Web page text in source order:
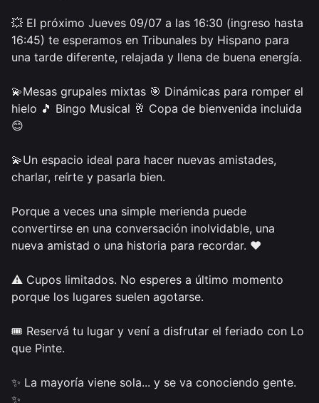
💥 El próximo Jueves 09/07 a las 16:30 (ingreso hasta
16:45) te esperamos en Tribunales by Hispano para
una tarde diferente, relajada y llena de buena energía.
💫Mesas grupales mixtas 🎯 Dinámicas para romper el
hielo 🎵 Bingo Musical 🥂 Copa de bienvenida incluida
😊
💫Un espacio ideal para hacer nuevas amistades,
charlar, reírte y pasarla bien.
Porque a veces una simple merienda puede
convertirse en una conversación inolvidable, una
nueva amistad o una historia para recordar. ❤️
⚠️ Cupos limitados. No esperes a último momento
porque los lugares suelen agotarse.
🎟️ Reservá tu lugar y vení a disfrutar el feriado con Lo
que Pinte.
✨ La mayoría viene sola... y se va conociendo gente.
✨